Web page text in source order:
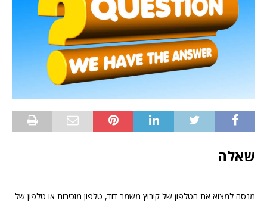
שאלה
מנסה למצוא את הטלפון של קיבוץ משמר דוד, טלפון מזכירות או טלפון של